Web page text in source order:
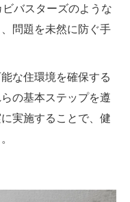
バスターズのような
問題を未然に防ぐ手
な住環境を確保する
の基本ステップを遵
実施することで、健